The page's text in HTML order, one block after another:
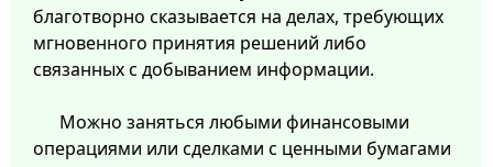
благотворно сказывается на делах, требующих
мгновенного принятия решений либо
связанных с добыванием информации.
Можно заняться любыми финансовыми
операциями или сделками с ценными бумагами